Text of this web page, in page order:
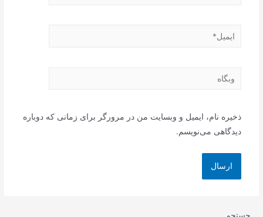
ایمیل*
وبگاه
ذخیره نام، ایمیل و وبسایت من در مرورگر برای زمانی که دوباره
دیدگاهی می‌نویسم.